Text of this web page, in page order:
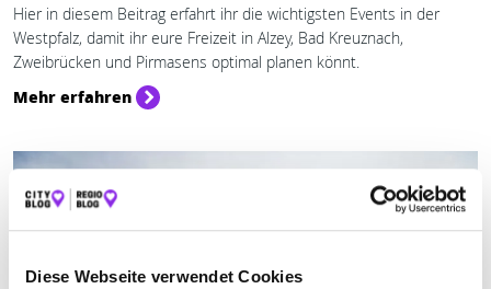
Diese Webseite verwendet Cookies
Hier in diesem Beitrag erfahrt ihr die wichtigsten Events in der
Westpfalz, damit ihr eure Freizeit in Alzey, Bad Kreuznach,
Zweibrücken und Pirmasens optimal planen könnt.
Mehr erfahren